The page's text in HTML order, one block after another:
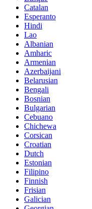
Catalan
Esperanto
Hindi
Lao
Albanian
Amharic
Armenian
Azerbaijani
Belarusian
Bengali
Bosnian
Bulgarian
Cebuano
Chichewa
Corsican
Croatian
Dutch
Estonian
Filipino
Finnish
Frisian
Galician